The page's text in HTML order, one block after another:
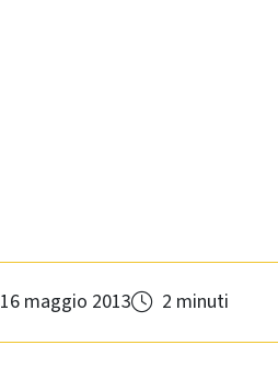
16 maggio 2013 2 minuti